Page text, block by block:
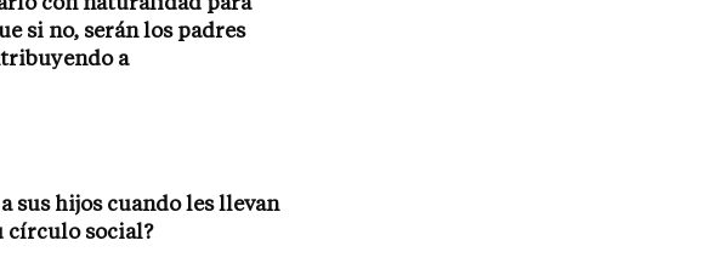
con naturalidad para
si no, serán los padres
a
sus hijos cuando les llevan
círculo social?